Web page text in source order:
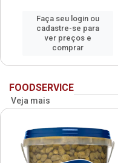
Faça seu login ou
cadastre-se para
ver preços e
comprar
FOODSERVICE
Veja mais